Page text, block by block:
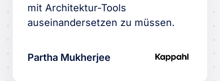
mit Architektur-Tools
auseinandersetzen zu müssen.
Partha Mukherjee